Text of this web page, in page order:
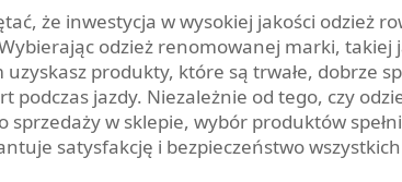
że inwestycja w wysokiej jakości odzież
odzież renomowanej marki, takiej
produkty, które są trwałe, dobrze
podczas jazdy. Niezależnie od tego, czy
sprzedaży w sklepie, wybór produktów
satysfakcję i bezpieczeństwo